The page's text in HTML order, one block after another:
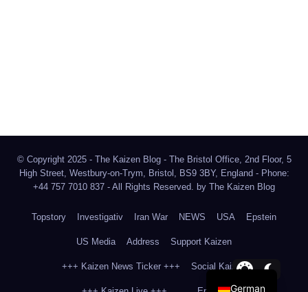
© Copyright 2025 - The Kaizen Blog - The Bristol Office, 2nd Floor, 5
High Street, Westbury-on-Trym, Bristol, BS9 3BY, England - Phone:
+44 757 7010 837 - All Rights Reserved. by The Kaizen Blog
Topstory Investigativ Iran War NEWS USA Epstein
US Media Address Support Kaizen
+++ Kaizen News Ticker +++ Social Kaizen
German